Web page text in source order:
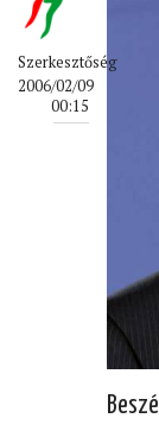
Szerkesztőség
2006/02/09
00:15